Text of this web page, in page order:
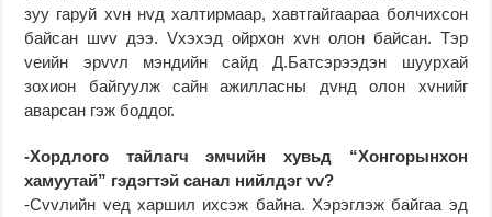
зуу гаруй хvн нvд халтирмаар, хавтгайгаараа болчихсон
байсан шvv дээ. Vхэхэд ойрхон хvн олон байсан. Тэр
vеийн эрvvл мэндийн сайд Д.Батсэрээдэн шуурхай
зохион байгуулж сайн ажилласны дvнд олон хvнийг
аварсан гэж боддог.
-Хордлого тайлагч эмчийн хувьд “Хонгорынхон
хамуутай” гэдэгтэй санал нийлдэг vv?
-Сvvлийн vед харшил ихсэж байна. Хэрэглэж байгаа эд